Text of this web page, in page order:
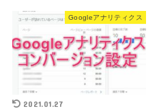
Googleアナリティクス
2021.01.27